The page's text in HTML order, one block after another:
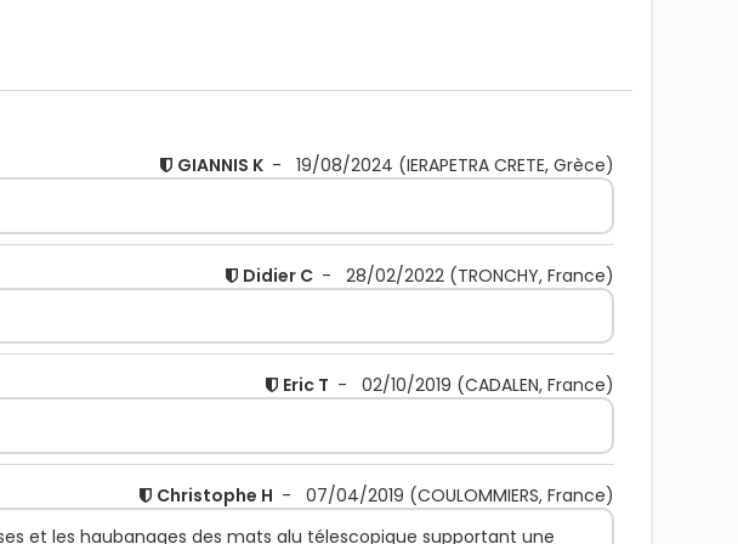
GIANNIS K - 19/08/2024 (IERAPETRA CRETE, Grèce)
Didier C - 28/02/2022 (TRONCHY, France)
Eric T - 02/10/2019 (CADALEN, France)
Christophe H - 07/04/2019 (COULOMMIERS, France)
et les haubanages des mats alu télescopique supportant une